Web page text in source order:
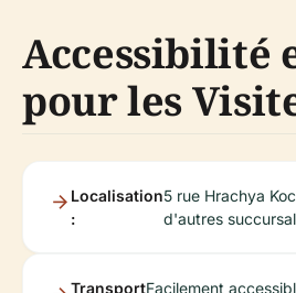
Accessibilité
pour les
Localisation
:
5 rue Hrachya
d'autres
TransportFacilement